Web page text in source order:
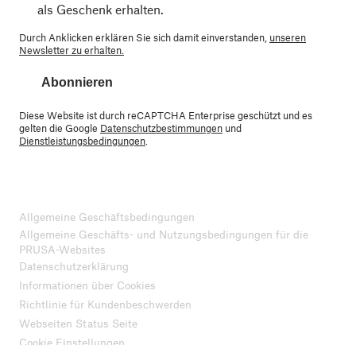
als Geschenk erhalten.
Durch Anklicken erklären Sie sich damit einverstanden, unseren
Newsletter zu erhalten.
Abonnieren
Diese Website ist durch reCAPTCHA Enterprise geschützt und es
gelten die Google Datenschutzbestimmungen und
Dienstleistungsbedingungen
Allgemeine Geschäftsbedingungen
Allgemeine Geschäfts- und Nutzungsbedingungen für die
PRUSA-Websites
Datenschutzerklärung
Informationen über Cookies
Richtlinie für Kundenbeschwerden
Webseiten Status Seite